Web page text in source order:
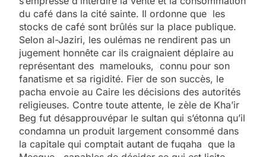
du café dans la cité sainte. Il ordonne que les
stocks de café sont brûlés sur la place publique.
Selon al-Jaziri, les oulémas ne rendirent pas un
jugement honnête car ils craignaient déplaire au
représentant des mamelouks, connu pour son
fanatisme et sa rigidité. Fier de son succès, le
pacha envoie au Caire les décisions des autorités
religieuses. Contre toute attente, le zèle de Kha’ir
Beg fut désapprouvépar le sultan qui s’étonna qu’il
condamna un produit largement consommé dans
la capitale qui comptait autant de fuqaha que la